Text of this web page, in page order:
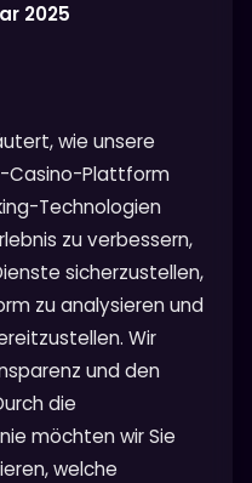
2025
wie unsere
Casino-Plattform
Technologien
zu verbessern,
sicherzustellen,
zu analysieren und
Wir
und den
die
möchten wir Sie
welche